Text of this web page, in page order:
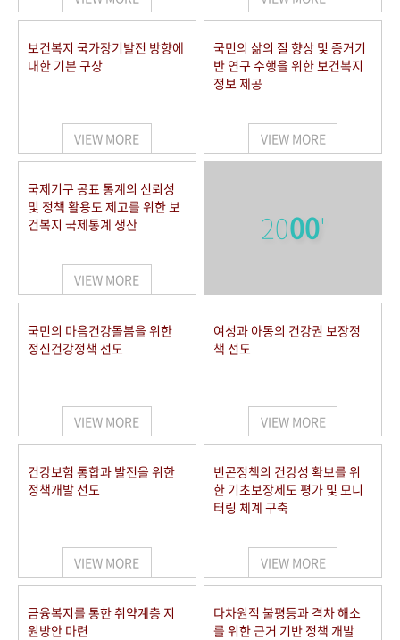
보건복지 국가장기발전 방향에
대한 기본 구상
VIEW MORE
국민의 삶의 질 향상 및 증거기
반 연구 수행을 위한 보건복지
정보 제공
VIEW MORE
국제기구 공표 통계의 신뢰성
및 정책 활용도 제고를 위한 보
건복지 국제통계 생산
VIEW MORE
2000'
국민의 마음건강돌봄을 위한
정신건강정책 선도
VIEW MORE
여성과 아동의 건강권 보장정
책 선도
VIEW MORE
건강보험 통합과 발전을 위한
정책개발 선도
VIEW MORE
빈곤정책의 건강성 확보를 위
한 기초보장제도 평가 및 모니
터링 체계 구축
VIEW MORE
금융복지를 통한 취약계층 지
원방안 마련
다차원적 불평등과 격차 해소
를 위한 근거 기반 정책 개발